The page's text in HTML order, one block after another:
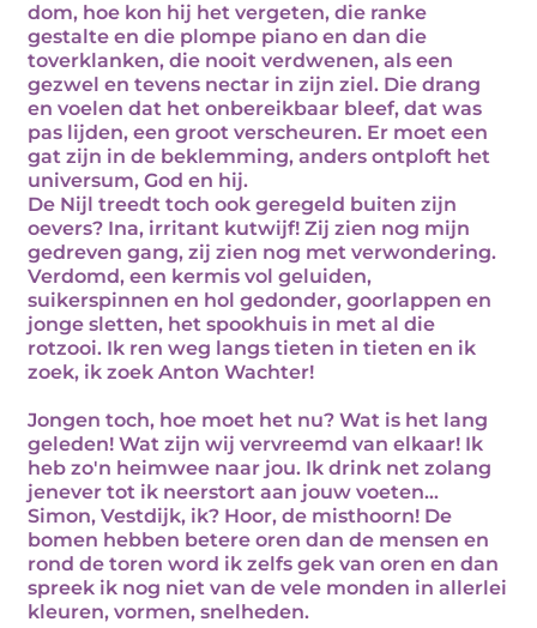
dom, hoe kon hij het vergeten, die ranke
gestalte en die plompe piano en dan die
toverklanken, die nooit verdwenen, als een
gezwel en tevens nectar in zijn ziel. Die drang
en voelen dat het onbereikbaar bleef, dat was
pas lijden, een groot verscheuren. Er moet een
gat zijn in de beklemming, anders ontploft het
universum, God en hij.
De Nijl treedt toch ook geregeld buiten zijn
oevers? Ina, irritant kutwijf! Zij zien nog mijn
gedreven gang, zij zien nog met verwondering.
Verdomd, een kermis vol geluiden,
suikerspinnen en hol gedonder, goorlappen en
jonge sletten, het spookhuis in met al die
rotzooi. Ik ren weg langs tieten in tieten en ik
zoek, ik zoek Anton Wachter!
Jongen toch, hoe moet het nu? Wat is het lang
geleden! Wat zijn wij vervreemd van elkaar! Ik
heb zo'n heimwee naar jou. Ik drink net zolang
jenever tot ik neerstort aan jouw voeten...
Simon, Vestdijk, ik? Hoor, de misthoorn! De
bomen hebben betere oren dan de mensen en
rond de toren word ik zelfs gek van oren en dan
spreek ik nog niet van de vele monden in allerlei
kleuren, vormen, snelheden.